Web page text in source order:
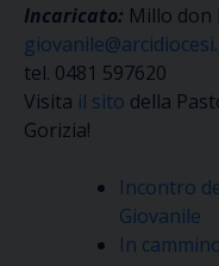
Incaricato: Millo don
tel. 0481 597620
Visita il sito della
Gorizia!
Incontro
Giovanile
In